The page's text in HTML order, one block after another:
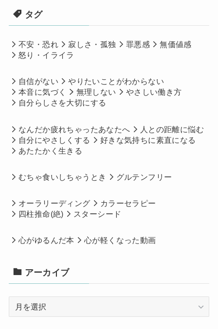
タグ
不安・恐れ 寂しさ・孤独 罪悪感
無価値感
怒り・イライラ
自信がない
やりたいことがわからない
本音に気づく
無理しない
やさしい働き方
自分らしさを大切にする
なんだか疲れちゃったあなたへ
人との距離に悩む
自分にやさしくする
好きな気持ちに素直になる
あたたかく生きる
むちゃ食いしちゃうとき グルテンフリー
オーラリーディング
カラーセラピー
四柱推命(絶)
スターシード
心がゆるんだ本 心が軽くなった動画
アーカイブ